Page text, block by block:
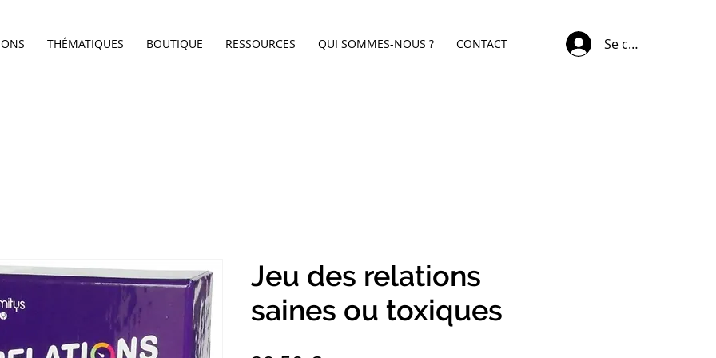
THÉMATIQUES BOUTIQUE RESSOURCES QUI SOMMES-NOUS ? CONTACT Se connecter
Jeu des relations
saines ou toxiques